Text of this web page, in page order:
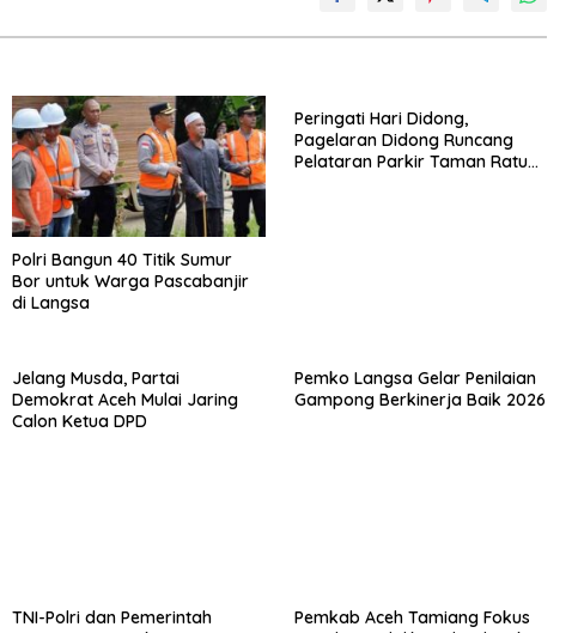
Polri Bangun 40 Titik Sumur
Bor untuk Warga Pascabanjir
di Langsa
Peringati Hari Didong,
Pagelaran Didong Runcang
Pelataran Parkir Taman Ratu
Jelang Musda, Partai
Demokrat Aceh Mulai Jaring
Calon Ketua DPD
Pemko Langsa Gelar Penilaian
Gampong Berkinerja Baik 2026
TNI-Polri dan Pemerintah
Pemkab Aceh Tamiang Fokus